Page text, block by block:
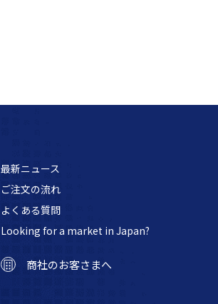
最新ニュース
ご注文の流れ
よくある質問
Looking for a market in Japan?
商社のお客さまへ